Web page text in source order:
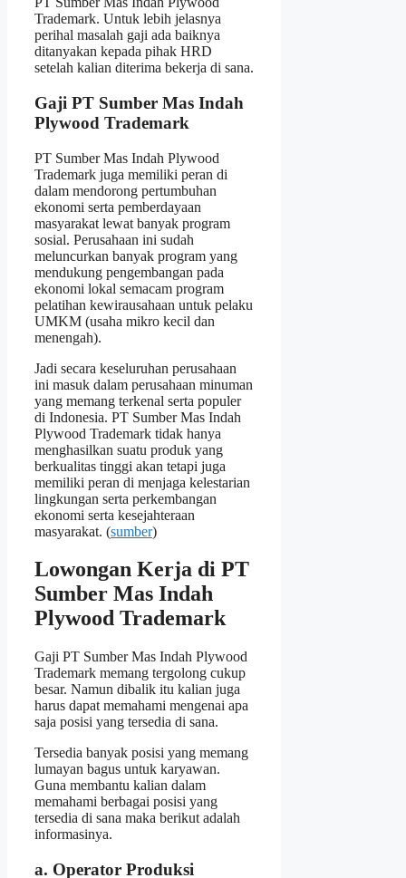
Trademark. Untuk lebih jelasnya
perihal masalah gaji ada baiknya
ditanyakan kepada pihak HRD
setelah kalian diterima bekerja di sana.
Gaji PT Sumber Mas Indah
Plywood Trademark
PT Sumber Mas Indah Plywood
Trademark juga memiliki peran di
dalam mendorong pertumbuhan
ekonomi serta pemberdayaan
masyarakat lewat banyak program
sosial. Perusahaan ini sudah
meluncurkan banyak program yang
mendukung pengembangan pada
ekonomi lokal semacam program
pelatihan kewirausahaan untuk pelaku
UMKM (usaha mikro kecil dan
menengah).
Jadi secara keseluruhan perusahaan
ini masuk dalam perusahaan minuman
yang memang terkenal serta populer
di Indonesia. PT Sumber Mas Indah
Plywood Trademark tidak hanya
menghasilkan suatu produk yang
berkualitas tinggi akan tetapi juga
memiliki peran di menjaga kelestarian
lingkungan serta perkembangan
ekonomi serta kesejahteraan
masyarakat. (sumber)
Lowongan Kerja di PT
Sumber Mas Indah
Plywood Trademark
Gaji PT Sumber Mas Indah Plywood
Trademark memang tergolong cukup
besar. Namun dibalik itu kalian juga
harus dapat memahami mengenai apa
saja posisi yang tersedia di sana.
Tersedia banyak posisi yang memang
lumayan bagus untuk karyawan.
Guna membantu kalian dalam
memahami berbagai posisi yang
tersedia di sana maka berikut adalah
informasinya.
a. Operator Produksi